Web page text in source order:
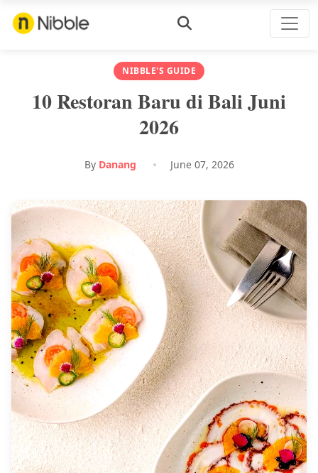
NIBBLE'S GUIDE
10 Restoran Baru di Bali Juni
2026
By Danang June 07, 2026